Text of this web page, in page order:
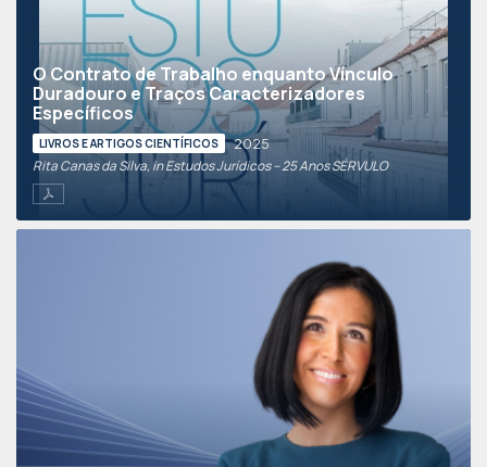
O Contrato de Trabalho enquanto Vínculo
Duradouro e Traços Caracterizadores
Específicos
LIVROS E ARTIGOS CIENTÍFICOS 2025
Rita Canas da Silva, in Estudos Jurídicos – 25 Anos SÉRVULO